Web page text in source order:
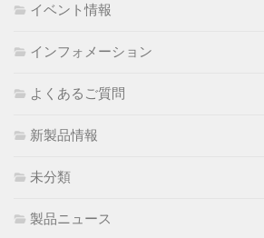
イベント情報
インフォメーション
よくあるご質問
新製品情報
未分類
製品ニュース